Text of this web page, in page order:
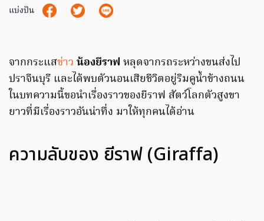
แบ่งปัน
จากกระแสข่าว น้องยีราฟ หลุดจากรถระหว่างขนส่งไป
ปราจีนบุรี และได้พบตัวนอนเสียชีวิตอยู่ริมคูน้ำข้างถนน
ในบทความนี้ขอนำเรื่องราวของยีราฟ สัตว์โลกตัวสูงขา
ยาวที่มีเรื่องราวอันน่าทึ่ง มาให้ทุกคนได้อ่าน
ความลับของ ยีราฟ (Giraffa)